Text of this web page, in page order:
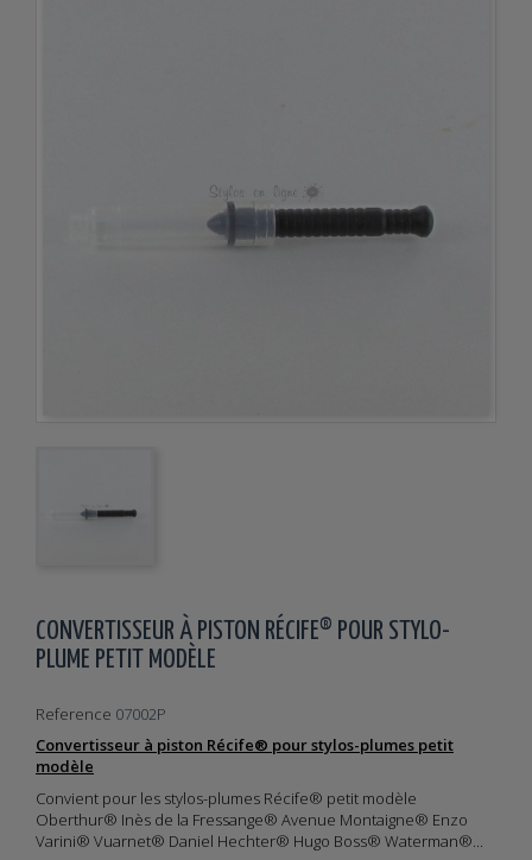
CONVERTISSEUR À PISTON RÉCIFE® POUR STYLO-
PLUME PETIT MODÈLE
Reference 07002P
Convertisseur à piston Récife® pour stylos-plumes petit
modèle
Convient pour les stylos-plumes Récife® petit modèle
Oberthur® Inès de la Fressange® Avenue Montaigne® Enzo
Varini® Vuarnet® Daniel Hechter® Hugo Boss® Waterman®...